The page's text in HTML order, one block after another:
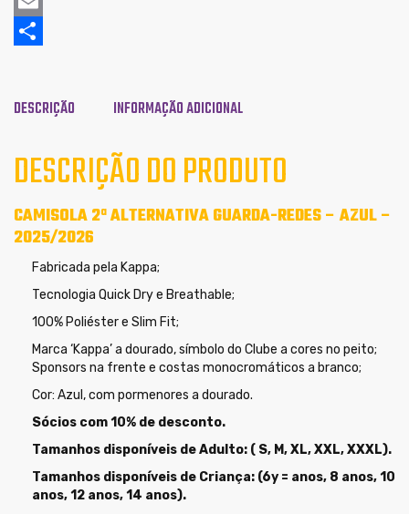
Email
DESCRIÇÃO INFORMAÇÃO ADICIONAL
DESCRIÇÃO DO PRODUTO
CAMISOLA 2ª ALTERNATIVA GUARDA-REDES – AZUL –
2025/2026
Fabricada pela Kappa;
Tecnologia Quick Dry e Breathable;
100% Poliéster e Slim Fit;
Marca ‘Kappa’ a dourado, símbolo do Clube a cores no peito;
Sponsors na frente e costas monocromáticos a branco;
Cor: Azul, com pormenores a dourado.
Sócios com 10% de desconto.
Tamanhos disponíveis de Adulto: ( S, M, XL, XXL, XXXL).
Tamanhos disponíveis de Criança: (6y = anos, 8 anos, 10
anos, 12 anos, 14 anos).